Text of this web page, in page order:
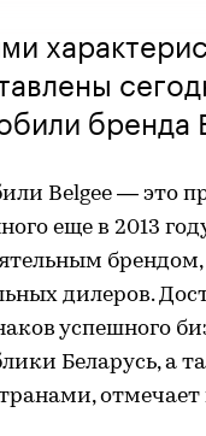
бренда
Belgee — это
еще в 2013
дилеров.
успешного
Беларусь, а
отмечает